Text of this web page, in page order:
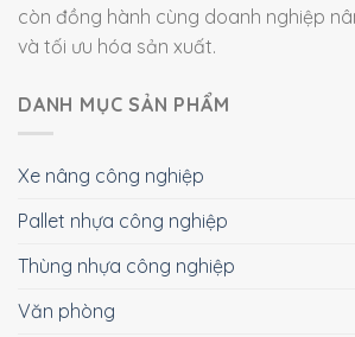
còn đồng hành cùng doanh nghiệp
và tối ưu hóa sản xuất.
DANH MỤC SẢN PHẨM
Xe nâng công nghiệp
Pallet nhựa công nghiệp
Thùng nhựa công nghiệp
Văn phòng